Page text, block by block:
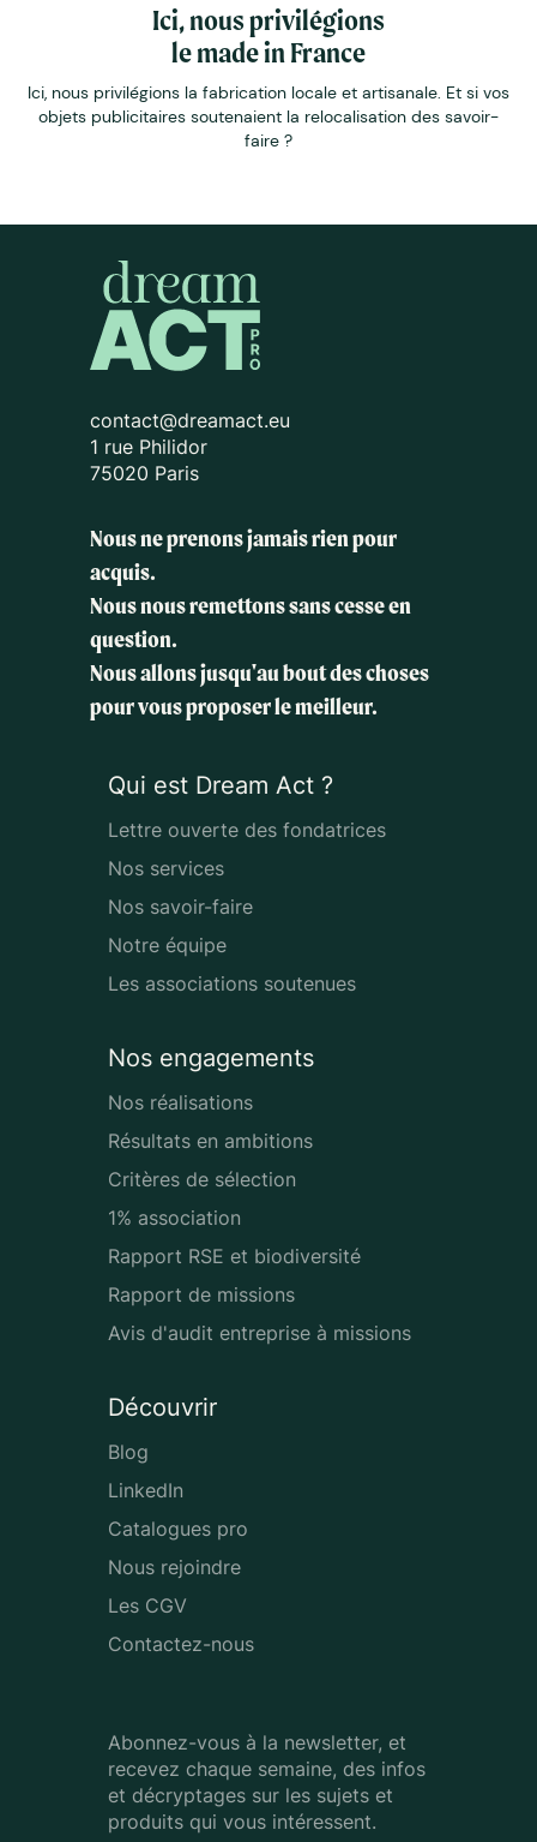
Ici, nous privilégions
le made in France
Ici, nous privilégions la fabrication locale et artisanale. Et si vos
objets publicitaires soutenaient la relocalisation des savoir-
faire ?
contact@dreamact.eu
1 rue Philidor
75020 Paris
Nous ne prenons jamais rien pour
acquis.
Nous nous remettons sans cesse en
question.
Nous allons jusqu'au bout des choses
pour vous proposer le meilleur.
Qui est Dream Act ?
Lettre ouverte des fondatrices
Nos services
Nos savoir-faire
Notre équipe
Les associations soutenues
Nos engagements
Nos réalisations
Résultats en ambitions
Critères de sélection
1% association
Rapport RSE et biodiversité
Rapport de missions
Avis d'audit entreprise à missions
Découvrir
Blog
LinkedIn
Catalogues pro
Nous rejoindre
Les CGV
Contactez-nous
Abonnez-vous à la newsletter, et
recevez chaque semaine, des infos
et décryptages sur les sujets et
produits qui vous intéressent.